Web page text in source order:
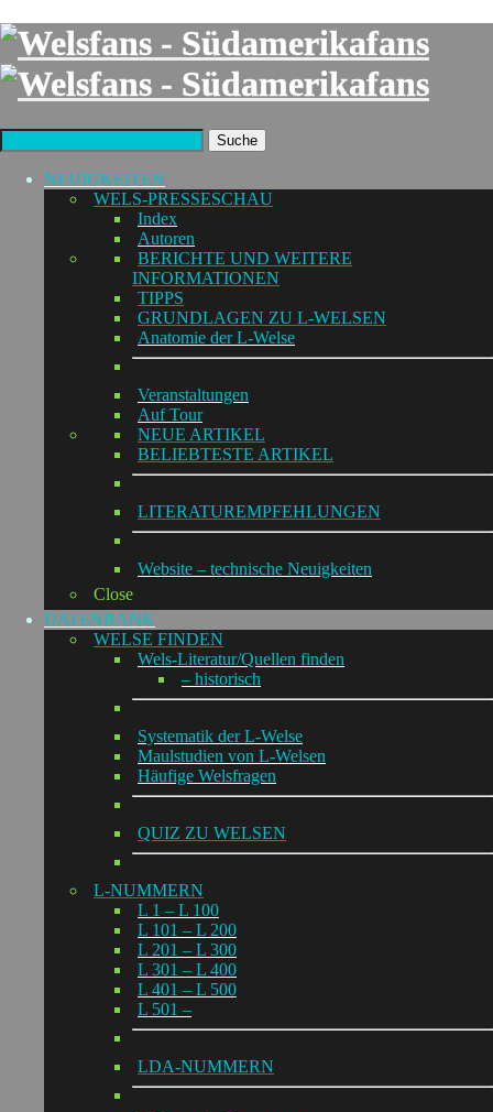
Suche
NEUIGKEITEN
WELS-PRESSESCHAU
Index
Autoren
BERICHTE UND WEITERE
INFORMATIONEN
TIPPS
GRUNDLAGEN ZU L-WELSEN
Anatomie der L-Welse
Veranstaltungen
Auf Tour
NEUE ARTIKEL
BELIEBTESTE ARTIKEL
LITERATUREMPFEHLUNGEN
Website – technische Neuigkeiten
Close
DATENBANK
WELSE FINDEN
Wels-Literatur/Quellen finden
– historisch
Systematik der L-Welse
Maulstudien von L-Welsen
Häufige Welsfragen
QUIZ ZU WELSEN
L-NUMMERN
L 1 – L 100
L 101 – L 200
L 201 – L 300
L 301 – L 400
L 401 – L 500
L 501 –
LDA-NUMMERN